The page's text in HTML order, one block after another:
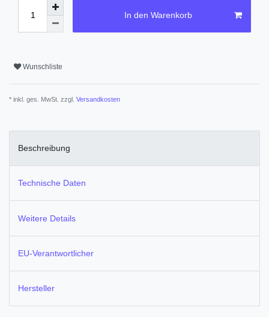
In den Warenkorb
Wunschliste
* inkl. ges. MwSt. zzgl. Versandkosten
Beschreibung
Technische Daten
Weitere Details
EU-Verantwortlicher
Hersteller